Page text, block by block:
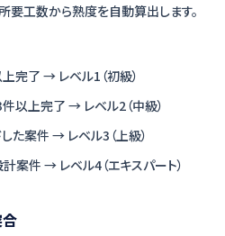
要工数から熟度を自動算出します。
完了 → レベル1（初級）
以上完了 → レベル2（中級）
た案件 → レベル3（上級）
案件 → レベル4（エキスパート）